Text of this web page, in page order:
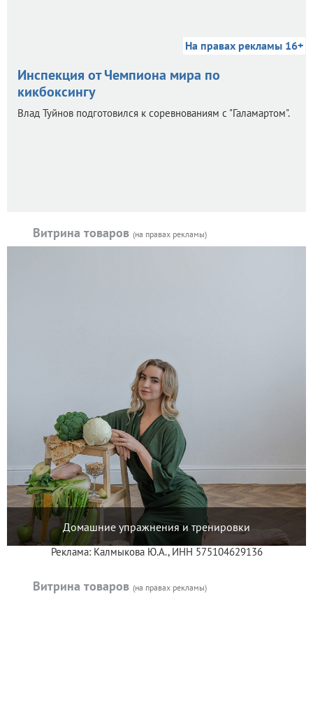
На правах рекламы 16+
Инспекция от Чемпиона мира по
кикбоксингу
Влад Туйнов подготовился к соревнованиям с "Галамартом".
Витрина товаров (на правах рекламы)
Домашние упражнения и тренировки
Реклама: Калмыкова Ю.А., ИНН 575104629136
Витрина товаров (на правах рекламы)